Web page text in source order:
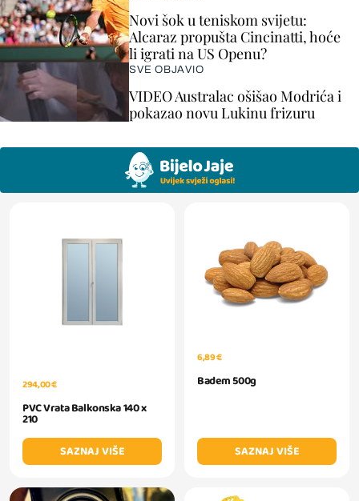
Novi šok u teniskom svijetu:
Alcaraz propušta Cincinatti, hoće
li igrati na US Openu?
SVE OBJAVIO
VIDEO Australac ošišao Modrića i
pokazao novu Lukinu frizuru
294,00 €
PVC Vrata Balkonska 140 x
210
SAZNAJ VIŠE
6,89 €
Badem 500g
SAZNAJ VIŠE